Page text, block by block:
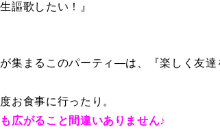
謳歌したい！』
集まるこのパーティ―は、『楽しく友
お食事に行ったり。
広がること間違いありません♪